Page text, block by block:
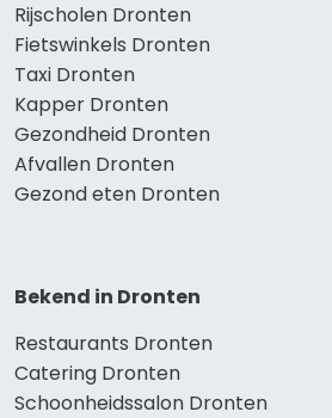
Rijscholen Dronten
Fietswinkels Dronten
Taxi Dronten
Kapper Dronten
Gezondheid Dronten
Afvallen Dronten
Gezond eten Dronten
Bekend in Dronten
Restaurants Dronten
Catering Dronten
Schoonheidssalon Dronten